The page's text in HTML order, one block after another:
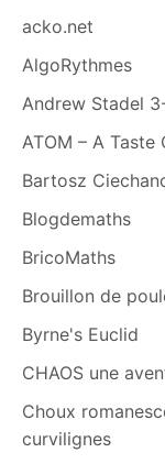
acko.net
AlgoRythmes
Andrew Stadel
ATOM – A
Bartosz
Blogdemaths
BricoMaths
Brouillon de
Byrne's Euclid
CHAOS une
Choux
curvilignes